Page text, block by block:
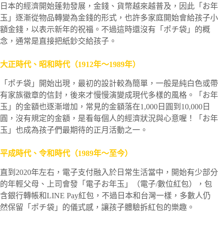
日本的經濟開始蓬勃發展，金錢、貨幣越來越普及，因此「お年
玉」逐漸從物品轉變為金錢的形式，也許多家庭開始會給孩子小
額金錢，以表示新年的祝福。不過這時還沒有「ポチ袋」的概
念，通常是直接把紙鈔交給孩子。
大正時代、昭和時代（1912年～1989年）
「ポチ袋」開始出現，最初的設計較為簡單，一般是純白色或帶
有家族徽章的信封，後來才慢慢演變成現代多樣的風格。「お年
玉」的金額也逐漸增加，常見的金額落在1,000日圓到10,000日
圓，沒有規定的金額，是看每個人的經濟狀況與心意喔！「お年
玉」也成為孩子們最期待的正月活動之一。
平成時代、令和時代（1989年～至今）
直到2020年左右，電子支付融入於日常生活當中，開始有少部分
的年輕父母、上司會發「電子お年玉」（電子/數位紅包），包
含銀行轉帳和LINE Pay紅包，不過日本和台灣一樣，多數人仍
然保留「ポチ袋」的儀式感，讓孩子體驗拆紅包的樂趣。